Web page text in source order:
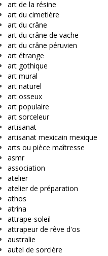
art de la résine
art du cimetière
art du crâne
art du crâne de vache
art du crâne péruvien
art étrange
art gothique
art mural
art naturel
art osseux
art populaire
art sorceleur
artisanat
artisanat mexicain mexique
arts ou pièce maîtresse
asmr
association
atelier
atelier de préparation
athos
atrina
attrape-soleil
attrapeur de rêve d'os
australie
autel de sorcière